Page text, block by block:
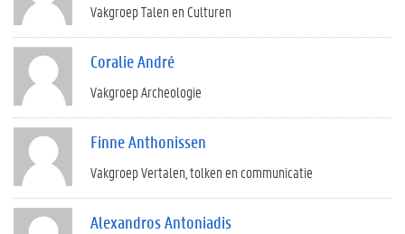
Vakgroep Talen en Culturen
Coralie André
Vakgroep Archeologie
Finne Anthonissen
Vakgroep Vertalen, tolken en communicatie
Alexandros Antoniadis